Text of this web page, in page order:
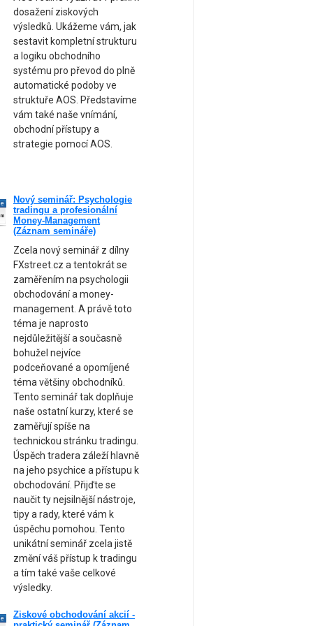
dosažení ziskových
výsledků. Ukážeme vám, jak
sestavit kompletní strukturu
a logiku obchodního
systému pro převod do plně
automatické podoby ve
struktuře AOS. Představíme
vám také naše vnímání,
obchodní přístupy a
strategie pomocí AOS.
Nový seminář: Psychologie
tradingu a profesionální
Money-Management
(Záznam semináře)
Zcela nový seminář z dílny
FXstreet.cz a tentokrát se
zaměřením na psychologii
obchodování a money-
management. A právě toto
téma je naprosto
nejdůležitější a současně
bohužel nejvíce
podceňované a opomíjené
téma většiny obchodníků.
Tento seminář tak doplňuje
naše ostatní kurzy, které se
zaměřují spíše na
technickou stránku tradingu.
Úspěch tradera záleží hlavně
na jeho psychice a přístupu k
obchodování. Přijďte se
naučit ty nejsilnější nástroje,
tipy a rady, které vám k
úspěchu pomohou. Tento
unikátní seminář zcela jistě
změní váš přístup k tradingu
a tím také vaše celkové
výsledky.
Ziskové obchodování akcií -